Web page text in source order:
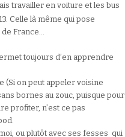
travailler en voiture et les bus
Celle là même qui pose
de France…
toujours d’en apprendre
(Si on peut appeler voisine
bornes au zouc, puisque pour
profiter, n’est ce pas
ou plutôt avec ses fesses qui